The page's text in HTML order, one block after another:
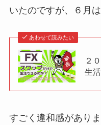
いたのですが、６月
あわせて読みたい
２
生
すごく違和感がありま